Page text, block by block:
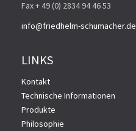
Fax + 49 (0) 2834 94 46 53
info@friedhelm-schumacher.de
LINKS
Kontakt
Technische Informationen
Produkte
Philosophie